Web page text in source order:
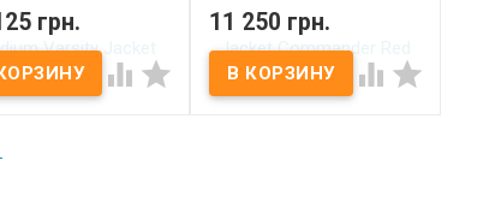
грн.
 
В наличии
11 250 грн.
 